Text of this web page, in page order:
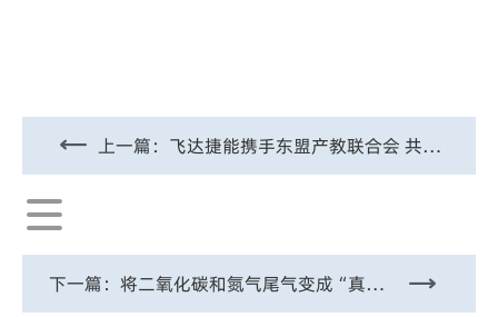
上一篇： 飞达捷能携手东盟产教联合会 共拓泰国绿色展会新机遇
下一篇： 将二氧化碳和氮气尾气变成“真金白银”——碳和科技(北京)有限公司董事长戚励一席谈